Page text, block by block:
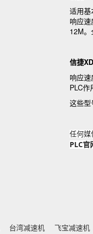
适用
响应
12M
信捷
响应
PLC
这些型
任何媒
PLC官
台湾减速机 飞宝减速机